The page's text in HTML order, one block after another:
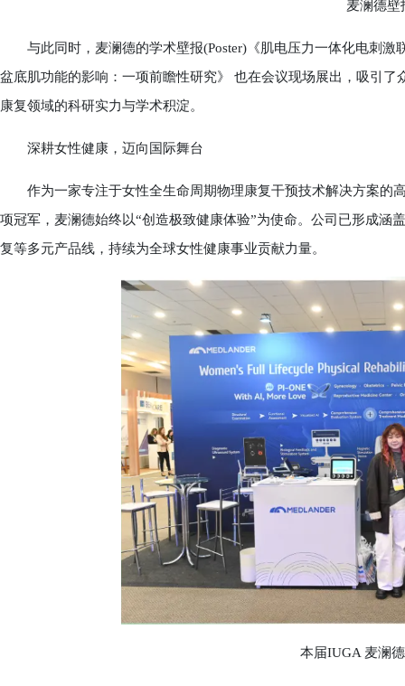
麦澜德壁
与此同时，麦澜德的学术壁报(Poster)《肌电压力一体化电刺激
盆底肌功能的影响：一项前瞻性研究》 也在会议现场展出，吸引
康复领域的科研实力与学术积淀。
深耕女性健康，迈向国际舞台
作为一家专注于女性全生命周期物理康复干预技术解决方案的
项冠军，麦澜德始终以“创造极致健康体验”为使命。公司已形成涵
复等多元产品线，持续为全球女性健康事业贡献力量。
本届IUGA 麦澜德